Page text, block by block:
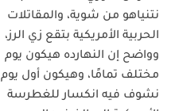
نتنياهو من شوية، والمقاتلات
الحربية الأمريكية بتقع زي الرز،
وواضح إن النهارده هيكون يوم
مختلف تمامًا، وهيكون أول يوم
نشوف فيه انكسار للغطرسة